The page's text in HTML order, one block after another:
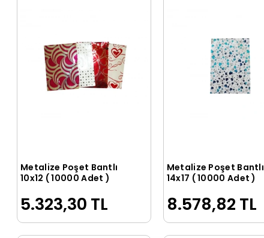
Sepete Ekle
Metalize Poşet Bantlı
10x12 ( 10000 Adet )
5.323,30 TL
Sepete Ekle
Metalize Poşet Bantlı
14x17 ( 10000 Adet )
8.578,82 TL